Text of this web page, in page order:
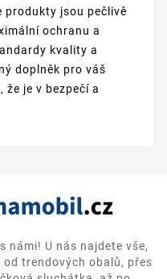
produkty jsou pečlivě
ochranu a
kvality a
doplněk pro váš
je v bezpečí a
námi! U nás najdete vše,
trendových obalů, přes